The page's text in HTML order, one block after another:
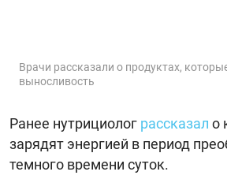
Врачи рассказали о продуктах,
выносливость
Ранее нутрициолог рассказал о
зарядят энергией в период
темного времени суток.